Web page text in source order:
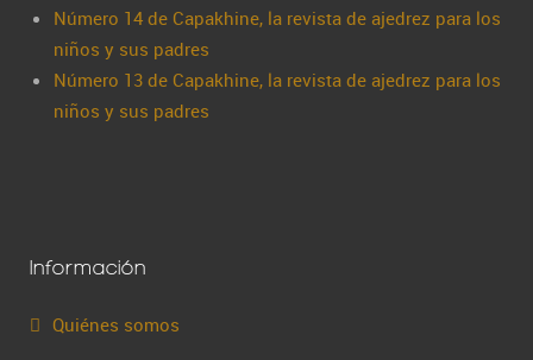
Número 14 de Capakhine, la revista de ajedrez para los
niños y sus padres
Número 13 de Capakhine, la revista de ajedrez para los
niños y sus padres
Información
Quiénes somos